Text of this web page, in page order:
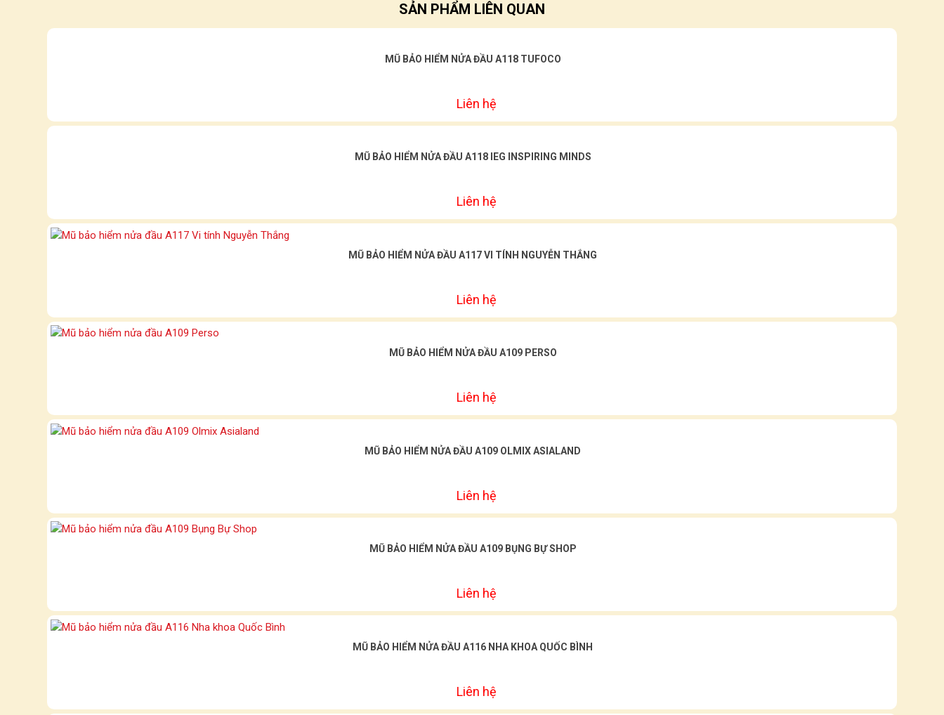
SẢN PHẨM LIÊN QUAN
MŨ BẢO HIỂM NỬA ĐẦU A118 TUFOCO
Liên hệ
MŨ BẢO HIỂM NỬA ĐẦU A118 IEG INSPIRING MINDS
Liên hệ
MŨ BẢO HIỂM NỬA ĐẦU A117 VI TÍNH NGUYỄN THẮNG
Liên hệ
MŨ BẢO HIỂM NỬA ĐẦU A109 PERSO
Liên hệ
MŨ BẢO HIỂM NỬA ĐẦU A109 OLMIX ASIALAND
Liên hệ
MŨ BẢO HIỂM NỬA ĐẦU A109 BỤNG BỰ SHOP
Liên hệ
MŨ BẢO HIỂM NỬA ĐẦU A116 NHA KHOA QUỐC BÌNH
Liên hệ